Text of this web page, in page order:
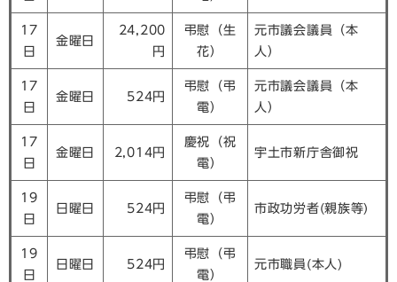
17
日
金曜日
24,200
円
弔慰（生
花）
元市議会議員（本
人）
17
日
金曜日 524円
弔慰（弔
電）
元市議会議員（本
人）
17
日
金曜日 2,014円
慶祝（祝
電）
宇土市新庁舎御祝
19
日
日曜日 524円
弔慰（弔
電）
市政功労者(親族等)
19
日
日曜日 524円
弔慰（弔
電）
元市職員(本人)